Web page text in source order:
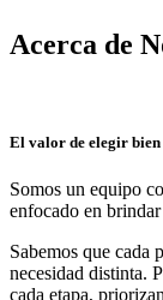
Acerca de
El valor de elegir bien
Somos un equipo
enfocado en
Sabemos que cada
necesidad distinta.
cada etapa,